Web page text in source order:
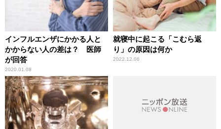
インフルエンザにかかる人と
かからない人の差は？ 医師
が回答
2020.01.08
就寝中に起こる「こむら返
り」の原因は何か
2022.12.06